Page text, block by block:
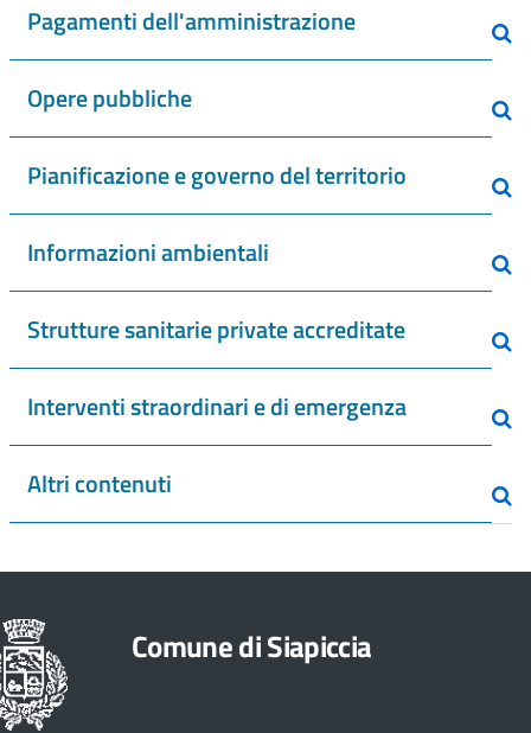
Pagamenti dell'amministrazione
Opere pubbliche
Pianificazione e governo del territorio
Informazioni ambientali
Strutture sanitarie private accreditate
Interventi straordinari e di emergenza
Altri contenuti
Comune di Siapiccia